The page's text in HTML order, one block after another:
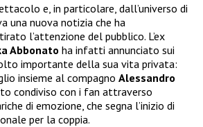
e, in particolare, dall’universo di
una nuova notizia che ha
l’attenzione del pubblico. L’ex
Abbonato ha infatti annunciato sui
importante della sua vita privata:
insieme al compagno Alessandro
condiviso con i fan attraverso
di emozione, che segna l’inizio di
per la coppia.